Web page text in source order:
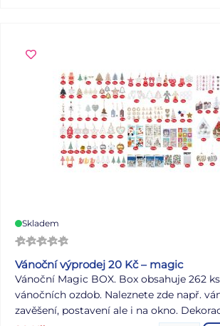
dostupnosti. Uvedená cena je za 1 ks.
Skladem
Vánoční výprodej 20 Kč – magic
Vánoční Magic BOX. Box obsahuje 262
vánočních ozdob. Naleznete zde např.
zavěšení, postavení ale i na okno.